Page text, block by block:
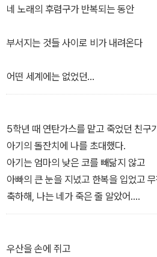
향한 간절한 희구로 써 내려간 시 54편
네 노래의 후렴구가 반복되는 동안
부서지는 것들 사이로 비가 내려온다
어떤 세계에는 없었던
재생된 나뭇잎을 적시면서
끝없이 유한하게
퍼덕이면서
―「우주 조류」 부분
5학년 때 연탄가스를 맡고 죽었던 친구
아기의 돌잔치에 나를 초대했다.
아기는 엄마의 낮은 코를 빼닮지 않고
아빠의 큰 눈을 지녔고 한복을 입었고
축하해, 나는 네가 죽은 줄 알았어.
어리둥절해하던 친구가 웃으면서
너 아직도 꿈속에 있구나.
우산을 손에 쥐고